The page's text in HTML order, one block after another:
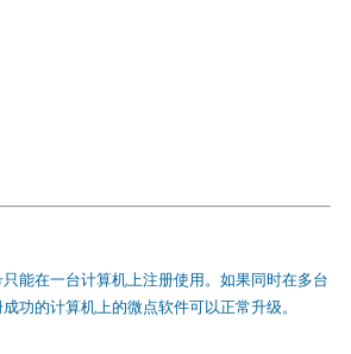
能在一台计算机上注册使用。如果同时在多台
功的计算机上的微点软件可以正常升级。